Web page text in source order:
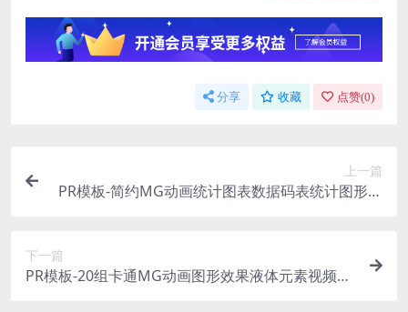
分享 收藏 点赞(0)
上一篇
PR模板-简约MG动画统计图表数据码表统计图形视
下一篇
PR模板-20组卡通MG动画图形效果液体元素视频模